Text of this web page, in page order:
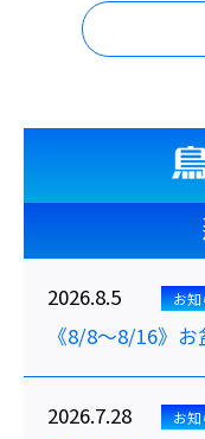
2026.8.5 お
《8/8～8/16》
2026.7.28 お